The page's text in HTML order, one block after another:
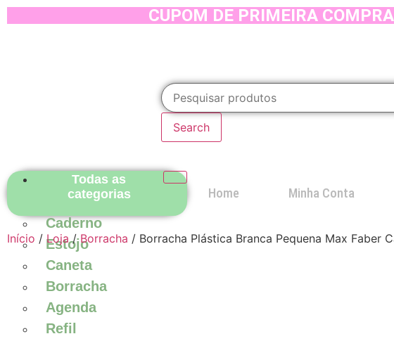
CUPOM DE PRIMEIRA
Search
Todas as
categorias
Caderno
Estojo
Caneta
Borracha
Agenda
Refil
Home Minha Conta
Início / Loja/Borracha / Borracha Plástica Branca Pequena Max Faber